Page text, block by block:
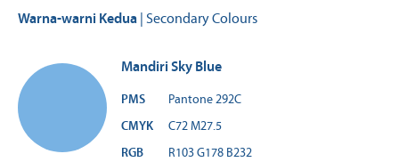
Warna-warni Kedua | Secondary Colours
Mandiri Sky Blue
PMS
Pantone 292C
CMYK
C72 M27.5
RGB
R103 G178 B232